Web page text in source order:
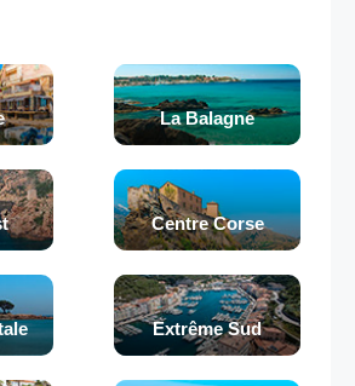
La Balagne
Centre Corse
Extrême Sud